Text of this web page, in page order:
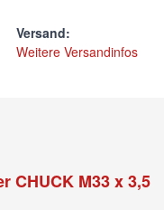
Versand:
Weitere Versandinfos
CHUCK M33 x 3,5